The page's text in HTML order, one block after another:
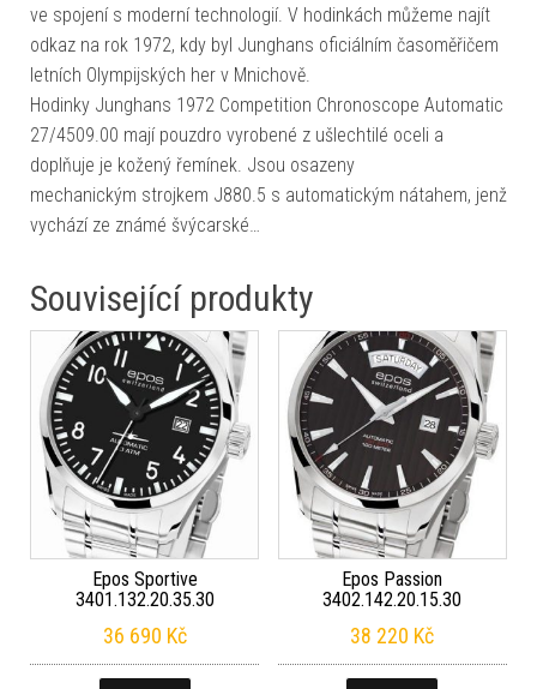
ve spojení s moderní technologií. V hodinkách můžeme najít
odkaz na rok 1972, kdy byl Junghans oficiálním časoměřičem
letních Olympijských her v Mnichově.
Hodinky Junghans 1972 Competition Chronoscope Automatic
27/4509.00 mají pouzdro vyrobené z ušlechtilé oceli a
doplňuje je kožený řemínek. Jsou osazeny
mechanickým strojkem J880.5 s automatickým nátahem, jenž
vychází ze známé švýcarské…
Související produkty
Epos Sportive
3401.132.20.35.30
36 690 Kč
Epos Passion
3402.142.20.15.30
38 220 Kč